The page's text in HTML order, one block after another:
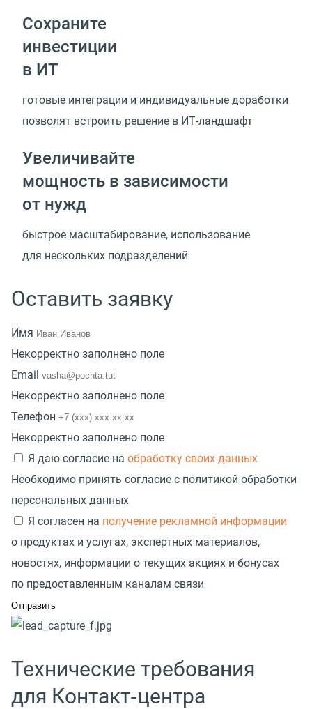
Сохраните
инвестиции
в ИТ
готовые интеграции и индивидуальные доработки
позволят встроить решение в ИТ-ландшафт
Увеличивайте
мощность в зависимости
от нужд
быстрое масштабирование, использование
для нескольких подразделений
Оставить заявку
Имя
Некорректно заполнено поле
Email
Некорректно заполнено поле
Телефон
Некорректно заполнено поле
Я даю согласие на обработку своих данных
Необходимо принять согласие с политикой обработки
персональных данных
Я согласен на получение рекламной информации
о продуктах и услугах, экспертных материалов,
новостях, информации о текущих акциях и бонусах
по предоставленным каналам связи
Технические требования
для Контакт‑центра